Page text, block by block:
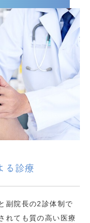
る診療
副院長の2診体制で
れても質の高い医療